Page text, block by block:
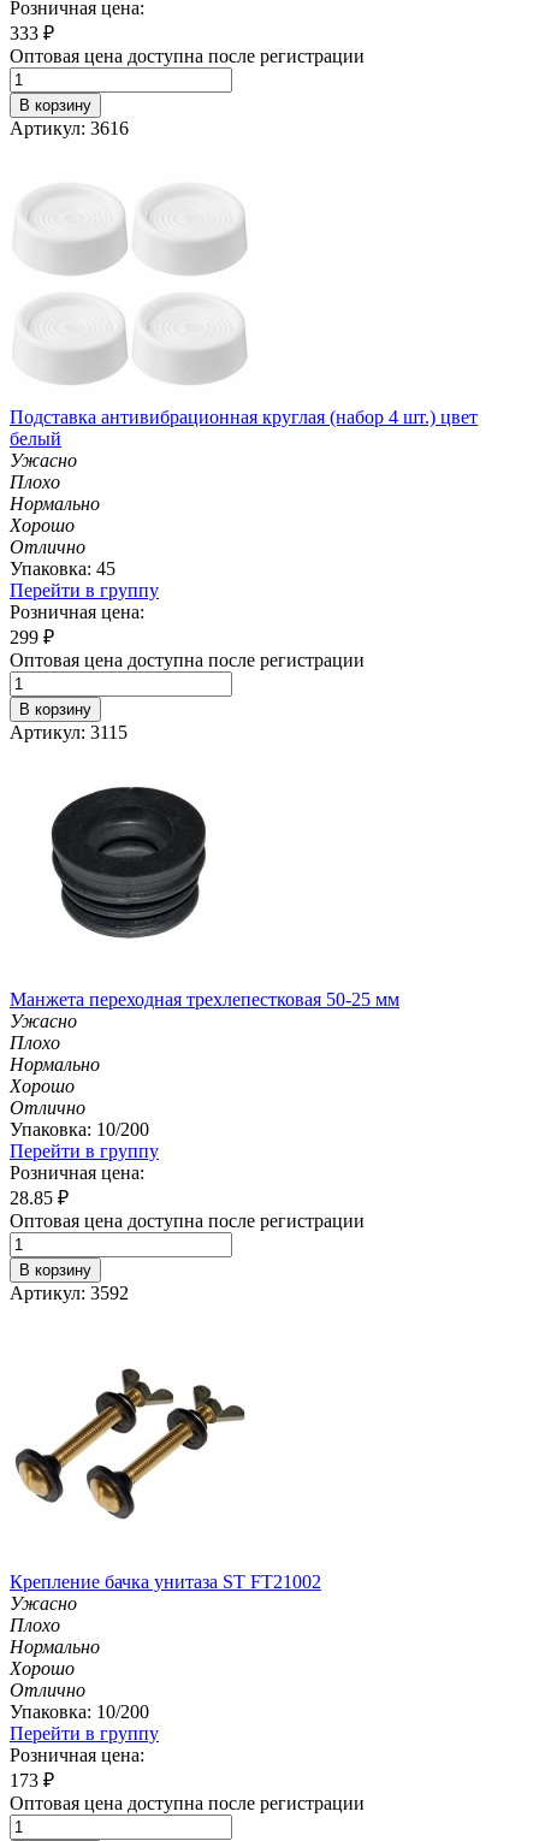
Розничная цена:
333 ₽
Оптовая цена доступна после регистрации
В корзину
Артикул: 3616
Подставка антивибрационная круглая (набор 4 шт.) цвет
белый
Ужасно
Плохо
Нормально
Хорошо
Отлично
Упаковка: 45
Перейти в группу
Розничная цена:
299 ₽
Оптовая цена доступна после регистрации
В корзину
Артикул: 3115
Манжета переходная трехлепестковая 50-25 мм
Ужасно
Плохо
Нормально
Хорошо
Отлично
Упаковка: 10/200
Перейти в группу
Розничная цена:
28.85 ₽
Оптовая цена доступна после регистрации
В корзину
Артикул: 3592
Крепление бачка унитаза ST FT21002
Ужасно
Плохо
Нормально
Хорошо
Отлично
Упаковка: 10/200
Перейти в группу
Розничная цена:
173 ₽
Оптовая цена доступна после регистрации